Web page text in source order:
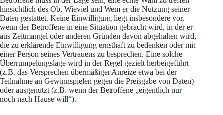
hinsichtlich des Ob, Wieviel und Wem er die Nutzung seiner
Daten gestattet. Keine Einwilligung liegt insbesondere vor,
wenn der Betroffene in eine Situation gebracht wird, in der er
aus Zeitmangel oder anderen Gründen davon abgehalten wird,
die zu erklärende Einwilligung ernsthaft zu bedenken oder mit
einer Person seines Vertrauens zu besprechen. Eine solche
Überrumpelungslage wird in der Regel gezielt herbeigeführt
(z.B. das Versprechen übermäßiger Anreize etwa bei der
Teilnahme an Gewinnspielen gegen die Preisgabe von Daten)
oder ausgenutzt (z.B. wenn der Betroffene „eigentlich nur
noch nach Hause will“).